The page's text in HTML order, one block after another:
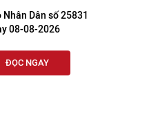
Nhân Dân số 25831
08-08-2026
ĐỌC NGAY